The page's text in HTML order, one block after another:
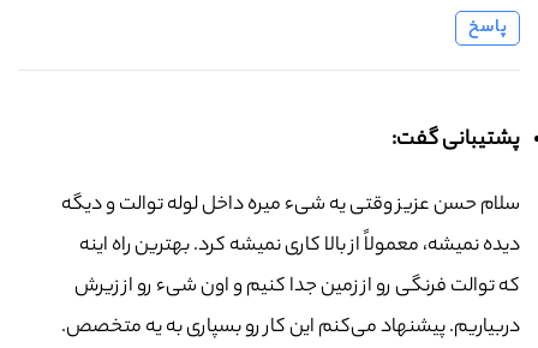
پاسخ
پشتیبانی گفت:
سلام حسن عزیز وقتی یه شیء میره داخل لوله توالت و دیگه
دیده نمیشه، معمولاً از بالا کاری نمیشه کرد. بهترین راه اینه
که توالت فرنگی رو از زمین جدا کنیم و اون شیء رو از زیرش
دربیاریم. پیشنهاد می‌کنم این کار رو بسپاری به یه متخصص.